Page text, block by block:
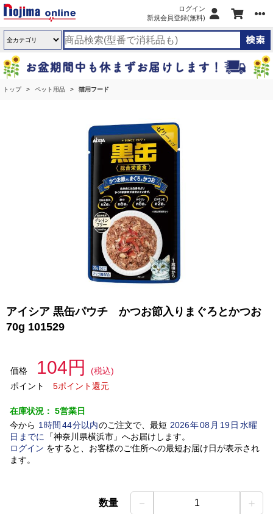
ログイン
新規会員登録(無料)
トップ ペット用品 猫用フード
アイシア 黒缶パウチ かつお節入りまぐろとかつお
70g 101529
価格 104円
(税込)
ポイント
5ポイント還元
在庫状況： 5営業日
今から 1 時間 44分以内のご注文で、最短 2026年08 月 19日水曜
日 までに 「神奈川県横浜市」 へお届けします。
ログイン をすると、お客様のご住所への最短お届け日が表示され
ます。
数量 － 1 ＋